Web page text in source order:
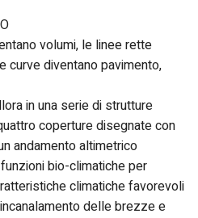
volumi, le linee rette
curve diventano pavimento,
in una serie di strutture
coperture disegnate con
andamento altimetrico
bio-climatiche per
climatiche favorevoli
delle brezze e